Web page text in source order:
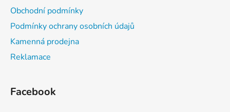
Obchodní podmínky
Podmínky ochrany osobních údajů
Kamenná prodejna
Reklamace
Facebook